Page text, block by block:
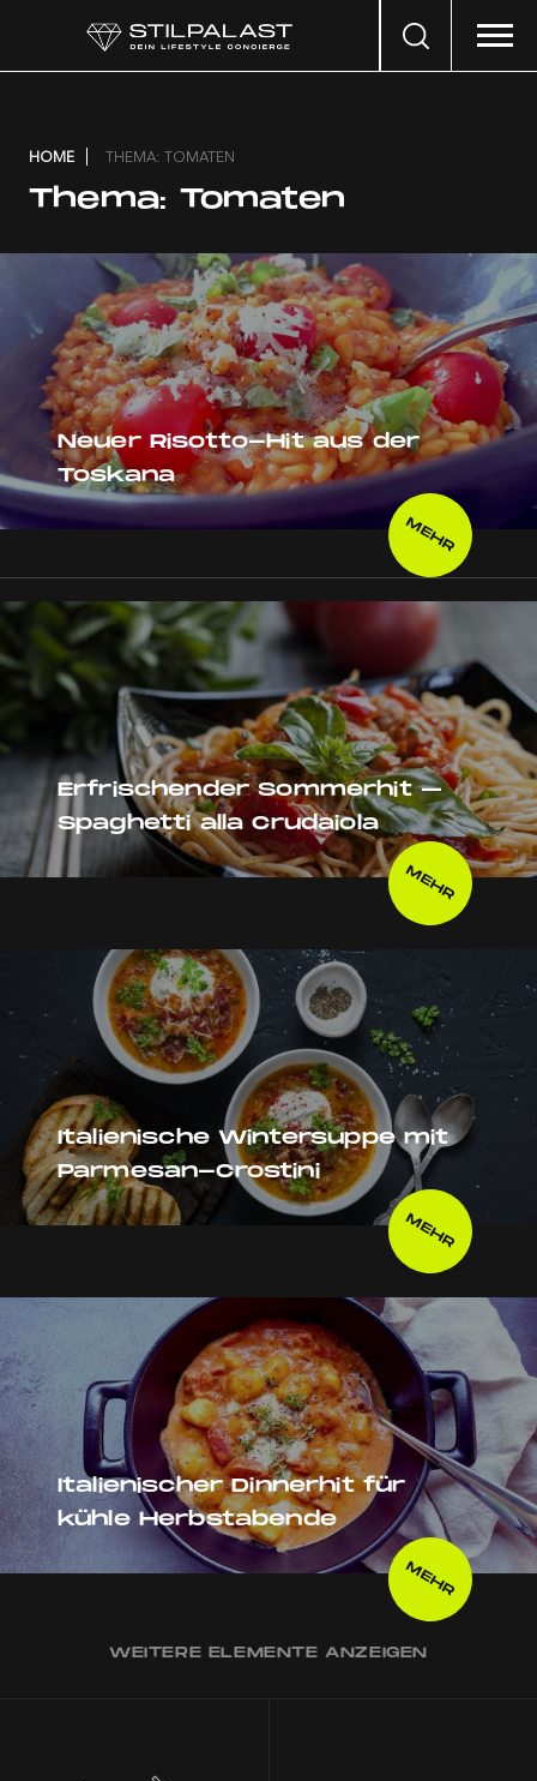
Search
HOME THEMA: TOMATEN
Thema: Tomaten
Neuer Risotto-Hit aus der
Toskana
MEHR
Erfrischender Sommerhit –
Spaghetti alla Crudaiola
MEHR
Italienische Wintersuppe mit
Parmesan-Crostini
MEHR
Italienischer Dinnerhit für
kühle Herbstabende
MEHR
WEITERE ELEMENTE ANZEIGEN